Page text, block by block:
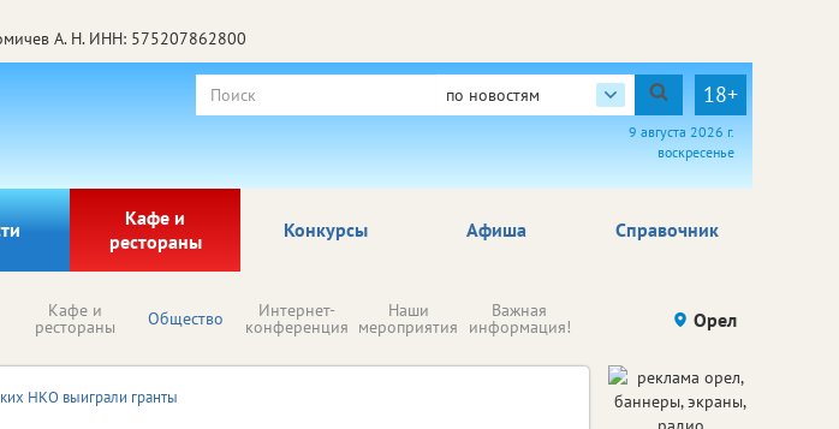
А. Н. ИНН: 575207862800
по новостям 18+
9 августа 2026 г.
воскресенье
Кафе и
рестораны
Афиша Справочник
Конкурсы
Кафе и
рестораны Общество Интернет-
конференция
Наши
мероприятия
Важная
информация! Происшествия Здоровье
Орел
НКО выиграли гранты